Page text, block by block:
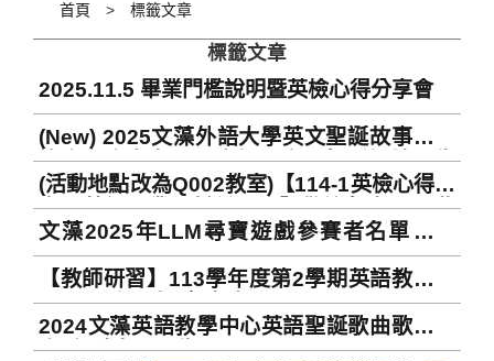
首頁 標籤文章
標籤文章
2025.11.5 畢業門檻說明暨英檢心得分享會
(New) 2025文藻外語大學英文聖誕故事朗讀
比賽參賽者名單、出場順序及報到場地公告
Announcement of Contestant Name
Lists, Running Orders, and Sign-in
Venues of 2025 Wenzao English
Christmas Story Read Aloud Contest
(活動地點改為Q002教室)【114-1英檢心得分
享暨英語畢業門檻說明會】歡迎報名，只此
一場請勿錯過～
文藻2025年LLM尋寶遊戲參賽者名單公布
2025 Wenzao LLM Treasure Hunt Game
Participant List
【教師研習】113學年度第2學期英語教學中
心研習活動受理報名中 Welcome to register
for 2025 CELT's Faculty workshops
2024文藻英語教學中心英語聖誕歌曲歌唱比
賽_優勝名單公告